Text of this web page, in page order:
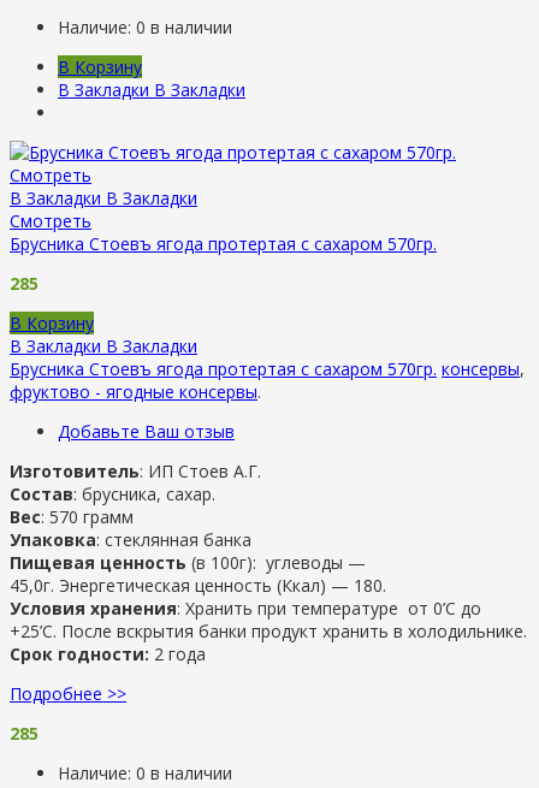
Наличие: 0 в наличии
В Корзину
В Закладки В Закладки
Смотреть
В Закладки В Закладки
Смотреть
Брусника Стоевъ ягода протертая с сахаром 570гр.
285
В Корзину
В Закладки В Закладки
Брусника Стоевъ ягода протертая с сахаром 570гр. консервы,
фруктово - ягодные консервы.
Добавьте Ваш отзыв
Изготовитель: ИП Стоев А.Г.
Состав: брусника, сахар.
Вес: 570 грамм
Упаковка: стеклянная банка
Пищевая ценность (в 100г): углеводы —
45,0г. Энергетическая ценность (Ккал) — 180.
Условия хранения: Хранить при температуре от 0’C до
+25’C. После вскрытия банки продукт хранить в холодильнике.
Срок годности: 2 года
Подробнее >>
285
Наличие: 0 в наличии